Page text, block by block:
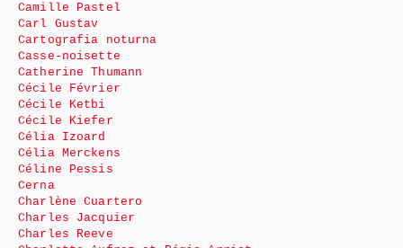
Camille Pastel
Carl Gustav
Cartografia noturna
Casse-noisette
Catherine Thumann
Cécile Février
Cécile Ketbi
Cécile Kiefer
Célia Izoard
Célia Merckens
Céline Pessis
Cerna
Charlène Cuartero
Charles Jacquier
Charles Reeve